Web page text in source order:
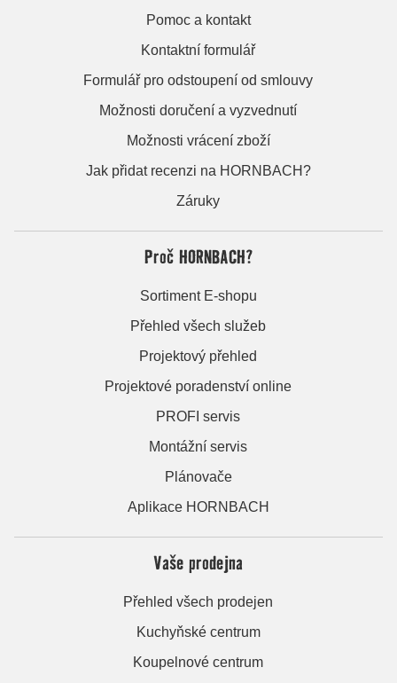
Pomoc a kontakt
Kontaktní formulář
Formulář pro odstoupení od smlouvy
Možnosti doručení a vyzvednutí
Možnosti vrácení zboží
Jak přidat recenzi na HORNBACH?
Záruky
Proč HORNBACH?
Sortiment E-shopu
Přehled všech služeb
Projektový přehled
Projektové poradenství online
PROFI servis
Montážní servis
Plánovače
Aplikace HORNBACH
Vaše prodejna
Přehled všech prodejen
Kuchyňské centrum
Koupelnové centrum